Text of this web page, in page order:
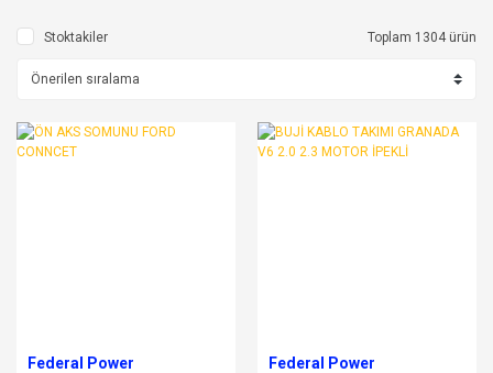
Stoktakiler Toplam 1304 ürün
Federal Power Federal Power